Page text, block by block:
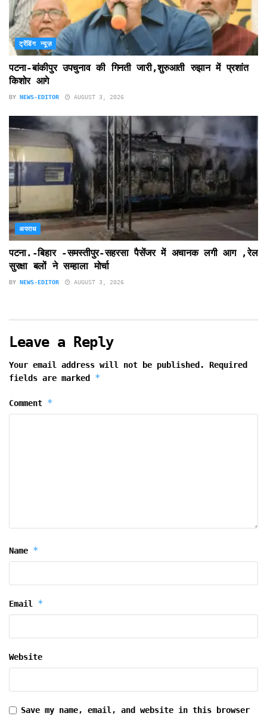
ट्रेंडिंग न्यूज़
पटना-बांकीपुर उपचुनाव की गिनती जारी,शुरुआती रुझान में प्रशांत
किशोर आगे
BY NEWS-EDITOR AUGUST 3, 2026
अपराध
पटना.-बिहार -समस्तीपुर-सहरसा पैसेंजर में अचानक लगी आग ,रेल
सुरक्षा बलों ने सम्हाला मोर्चा
BY NEWS-EDITOR AUGUST 3, 2026
Leave a Reply
Your email address will not be published.
Required
fields are marked *
Comment *
Name *
Email *
Website
Save my name, email, and website in this browser